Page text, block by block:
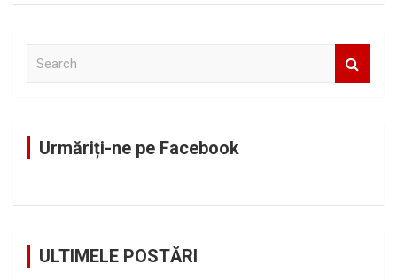
Urmăriți-ne pe Facebook
ULTIMELE POSTĂRI